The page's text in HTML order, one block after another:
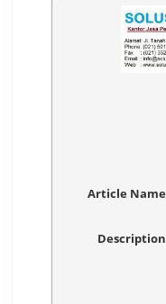
Article Name
Description